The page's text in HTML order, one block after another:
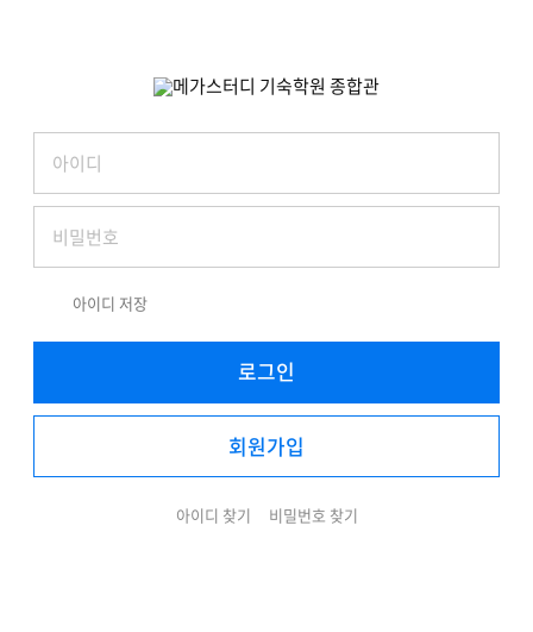
아이디 저장
로그인
회원가입
아이디 찾기 비밀번호 찾기